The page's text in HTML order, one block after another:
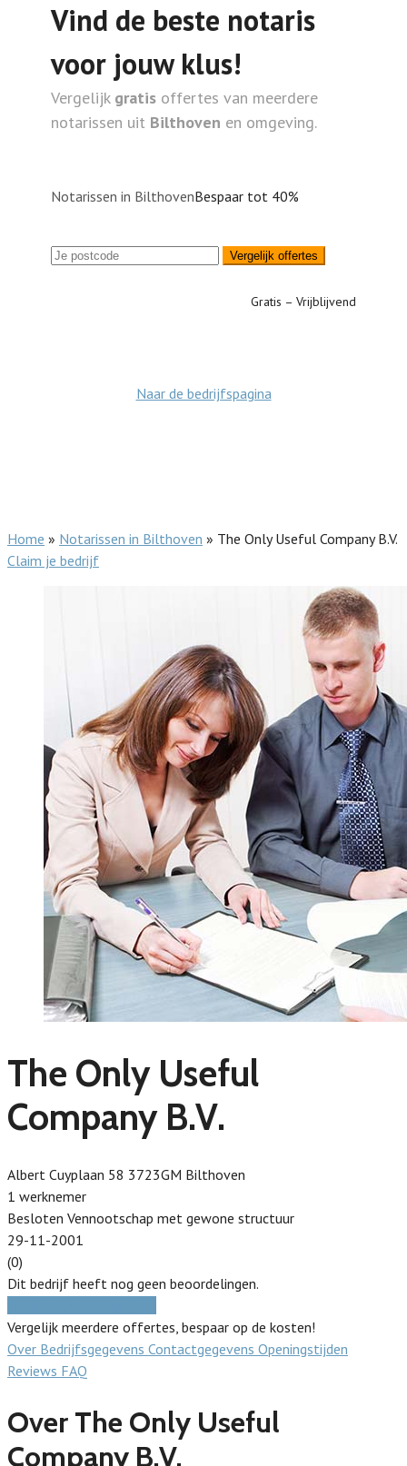
Vind de beste notaris
voor jouw klus!
Vergelijk gratis offertes van meerdere
notarissen uit Bilthoven en omgeving.
Notarissen in BilthovenBespaar tot 40%
Vergelijk offertes
Gratis – Vrijblijvend
Naar de bedrijfspagina
Home » Notarissen in Bilthoven » The Only Useful Company B.V.
Claim je bedrijf
The Only Useful
Company B.V.
Albert Cuyplaan 58 3723GM Bilthoven
1 werknemer
Besloten Vennootschap met gewone structuur
29-11-2001
(0)
Dit bedrijf heeft nog geen beoordelingen.
Vergelijk meerdere offertes, bespaar op de kosten!
Over Bedrijfsgegevens Contactgegevens Openingstijden
Reviews FAQ
Over The Only Useful
Company B.V.